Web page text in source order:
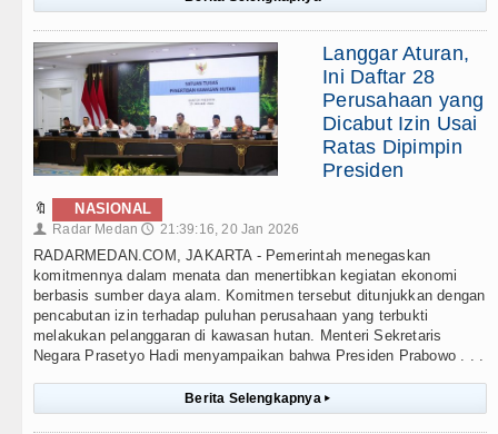
Langgar Aturan,
Ini Daftar 28
Perusahaan yang
Dicabut Izin Usai
Ratas Dipimpin
Presiden
🔖 NASIONAL
👤 Radar Medan 🕔 21:39:16, 20 Jan 2026
RADARMEDAN.COM, JAKARTA - Pemerintah menegaskan
komitmennya dalam menata dan menertibkan kegiatan ekonomi
berbasis sumber daya alam. Komitmen tersebut ditunjukkan dengan
pencabutan izin terhadap puluhan perusahaan yang terbukti
melakukan pelanggaran di kawasan hutan. Menteri Sekretaris
Negara Prasetyo Hadi menyampaikan bahwa Presiden Prabowo . . .
Berita Selengkapnya ▸